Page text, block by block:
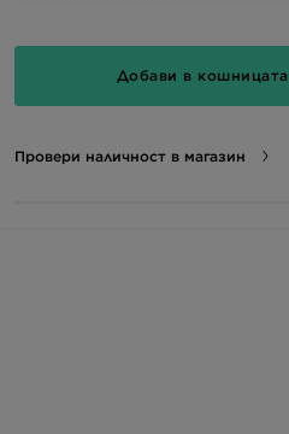
Добави в кошницата
Провери наличност в магазин